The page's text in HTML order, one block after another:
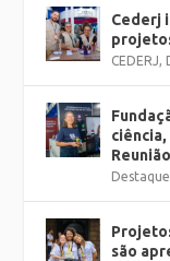
Cederj
CEDERJ,
são